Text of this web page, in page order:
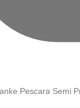
Pescara Semi